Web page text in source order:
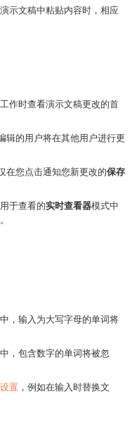
示文稿中粘贴内容时，相应
作时查看演示文稿更改的首
辑的用户将在其他用户进行更
在您点击通知您新更改的保存
于查看的实时查看器模式中
，输入为大写字母的单词将
，包含数字的单词将被忽
置 ，例如在输入时替换文